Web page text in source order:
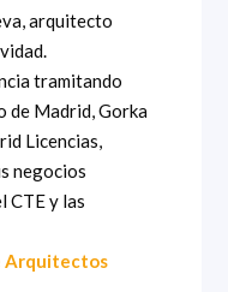
arquitecto
tramitando
de Madrid, Gorka
Licencias,
negocios
CTE y las
Arquitectos